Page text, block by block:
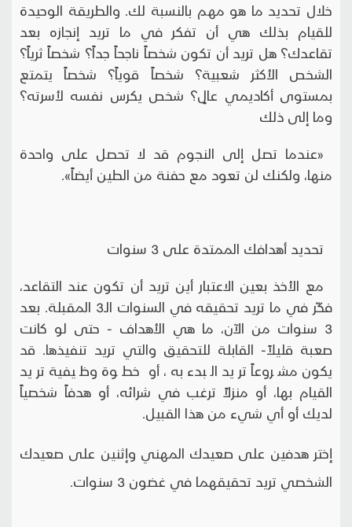
خلال تحديد ما هو مهم بالنسبة لك. والطريقة الوحيدة
للقيام بذلك هي أن تفكر في ما تريد إنجازه بعد
تقاعدك؟ هل تريد أن تكون شخصاً ناجحاً جداً؟ شخصاً ثرياً؟
الشخص الأكثر شعبية؟ شخصاً قوياً؟ شخصاً يتمتع
بمستوى أكاديمي عالٍ؟ شخص يكرس نفسه لأسرته؟
وما إلى ذلك
«عندما تصل إلى النجوم قد لا تحصل على واحدة
منها، ولكنك لن تعود مع حفنة من الطين أيضاً».
تحديد أهدافك الممتدة على 3 سنوات
مع الأخذ بعين الاعتبار أين تريد أن تكون عند التقاعد،
فكّر في ما تريد تحقيقه في السنوات الـ3 المقبلة. بعد
3 سنوات من الآن، ما هي الأهداف - حتى لو كانت
صعبة قليلاً- القابلة للتحقيق والتي تريد تنفيذها. قد
يكون مشروعاً تريد البدء به، أو خطوة وظيفية تريد
القيام بها، أو منزلاً ترغب في شرائه، أو هدفاً شخصياً
لديك أو أي شيء من هذا القبيل.
إختر هدفين على صعيدك المهني وإثنين على صعيدك
الشخصي تريد تحقيقهما في غضون 3 سنوات.